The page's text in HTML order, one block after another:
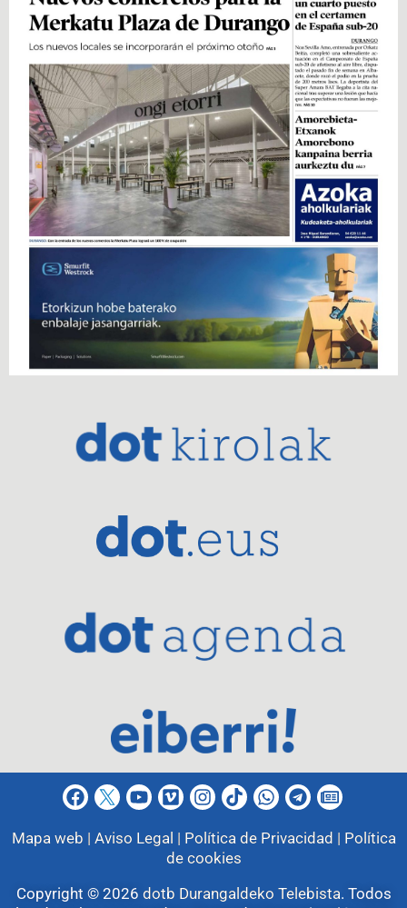
Mapa web | Aviso Legal | Política de Privacidad | Política
de cookies
Copyright © 2026 dotb Durangaldeko Telebista. Todos